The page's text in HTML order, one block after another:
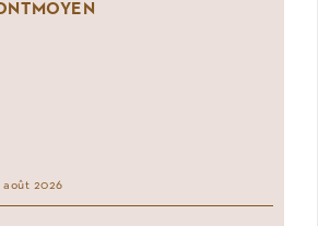
août 2026